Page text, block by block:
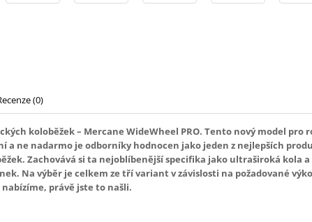
(0)
koloběžek – Mercane WideWheel PRO. Tento nový model pro
a ne nadarmo je odborníky hodnocen jako jeden z nejlepších
Zachovává si ta nejoblíbenější specifika jako ultraširoká kola
Na výběr je celkem ze tří variant v závislosti na požadované
právě jste to našli.